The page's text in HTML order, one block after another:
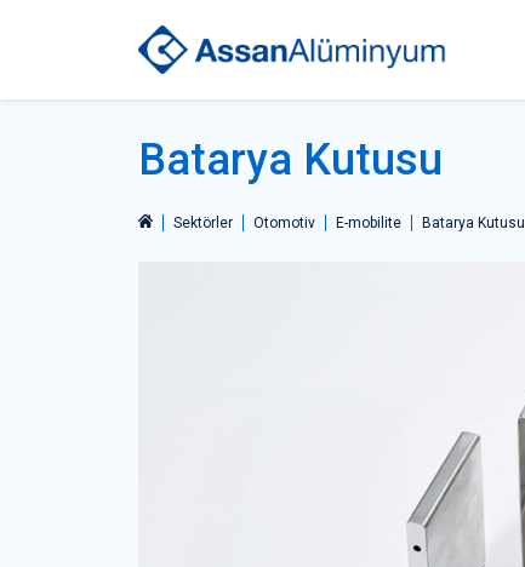
Batarya Kutusu
Sektörler Otomotiv E-mobilite Batarya Kutusu